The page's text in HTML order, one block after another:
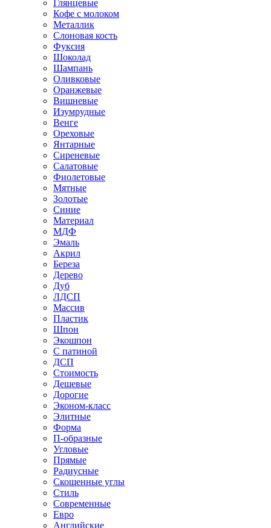
Глянцевые
Кофе с молоком
Металлик
Слоновая кость
Фуксия
Шоколад
Шампань
Оливковые
Оранжевые
Вишневые
Изумрудные
Венге
Ореховые
Янтарные
Сиреневые
Салатовые
Фиолетовые
Мятные
Золотые
Синие
Материал
МДФ
Эмаль
Акрил
Береза
Дерево
Дуб
ЛДСП
Массив
Пластик
Шпон
Экошпон
С патиной
ДСП
Стоимость
Дешевые
Дорогие
Эконом-класс
Элитные
Форма
П-образные
Угловые
Прямые
Радиусные
Скошенные углы
Стиль
Современные
Евро
Английские